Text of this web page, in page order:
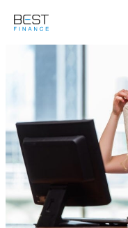
para
conteúdo